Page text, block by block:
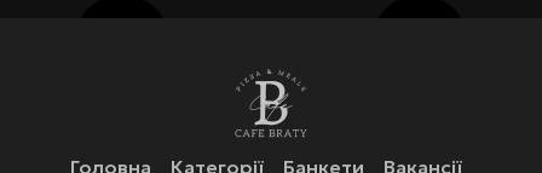
Головна Категорії Банкети Вакансії